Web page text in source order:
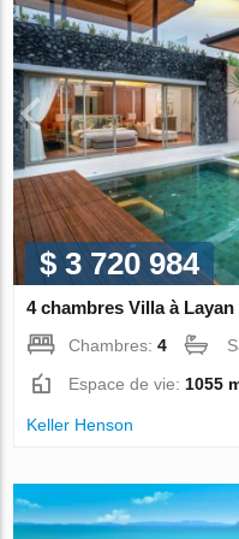
$ 3 720 984
4 chambres Villa à
Chambres:4
Espace de vie:1055
Keller Henson